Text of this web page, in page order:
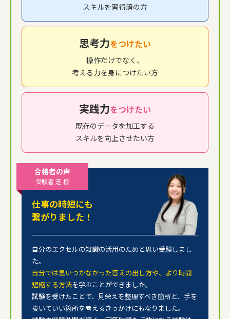
スキルを習得済の方
思考力をつけたい
操作だけでなく、
考える力を身につけたい方
実践力をつけたい
既存のデータを加工する
スキルを向上させたい方
合格者の声
受験者 芝 様
仕事の時短にも
繋がりました！
自分のエクセルの知識の活用のためと思い受験しまし
た。
自分では思いつかなかった答えの出し方や、より時間
短縮する方法を学ぶことができました。
試験を受けたことで、見栄えを整理すべき箇所と、 手を
抜いていい箇所を考えるきっかけにもなりました。